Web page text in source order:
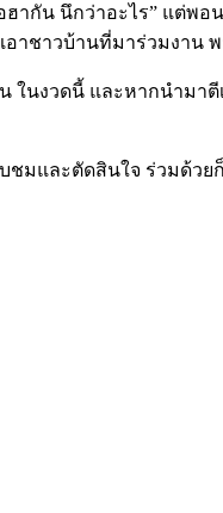
ากัน นึกว่าอะไร” แต่พ
อาชาวบ้านที่มาร่วมงาน
งวดนี้ และหากนำมาตี
ชมและตัดสินใจ ร่วมด้ว